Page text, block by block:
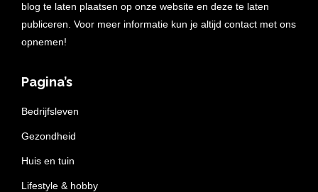
blog te laten plaatsen op onze website en deze te laten
publiceren. Voor meer informatie kun je altijd contact met ons
opnemen!
Pagina’s
Bedrijfsleven
Gezondheid
Huis en tuin
Lifestyle & hobby